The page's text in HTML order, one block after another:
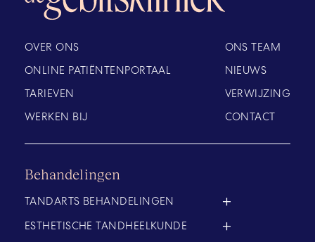
OVER ONS
ONS TEAM
ONLINE PATIËNTENPORTAAL
NIEUWS
TARIEVEN
VERWIJZING
WERKEN BIJ
CONTACT
Behandelingen
TANDARTS BEHANDELINGEN
ESTHETISCHE TANDHEELKUNDE